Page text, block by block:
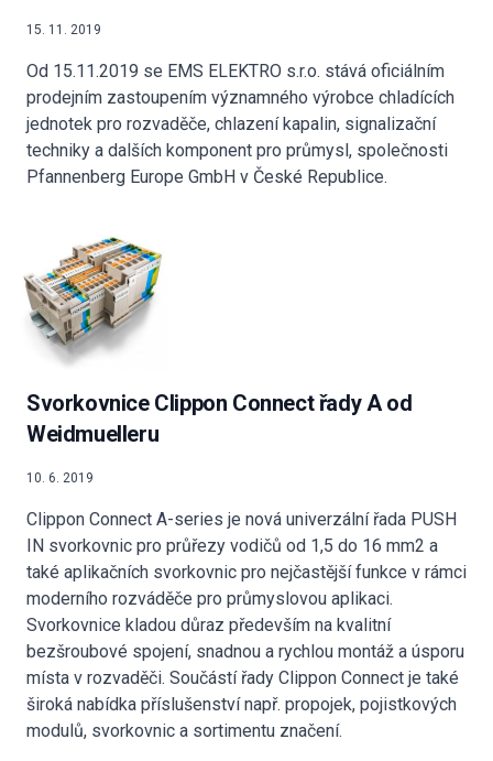
15. 11. 2019
Od 15.11.2019 se EMS ELEKTRO s.r.o. stává oficiálním
prodejním zastoupením významného výrobce chladících
jednotek pro rozvaděče, chlazení kapalin, signalizační
techniky a dalších komponent pro průmysl, společnosti
Pfannenberg Europe GmbH v České Republice.
Svorkovnice Clippon Connect řady A od
Weidmuelleru
10. 6. 2019
Clippon Connect A-series je nová univerzální řada PUSH
IN svorkovnic pro průřezy vodičů od 1,5 do 16 mm2 a
také aplikačních svorkovnic pro nejčastější funkce v rámci
moderního rozváděče pro průmyslovou aplikaci.
Svorkovnice kladou důraz především na kvalitní
bezšroubové spojení, snadnou a rychlou montáž a úsporu
místa v rozvaděči. Součástí řady Clippon Connect je také
široká nabídka příslušenství např. propojek, pojistkových
modulů, svorkovnic a sortimentu značení.